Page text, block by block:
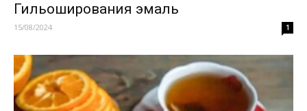
Гильоширования эмаль
15/08/2024 1